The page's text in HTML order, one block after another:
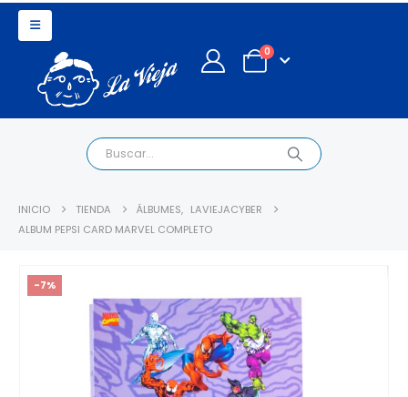
0
INICIO TIENDA ÁLBUMES, LAVIEJACYBER
ALBUM PEPSI CARD MARVEL COMPLETO
-7%